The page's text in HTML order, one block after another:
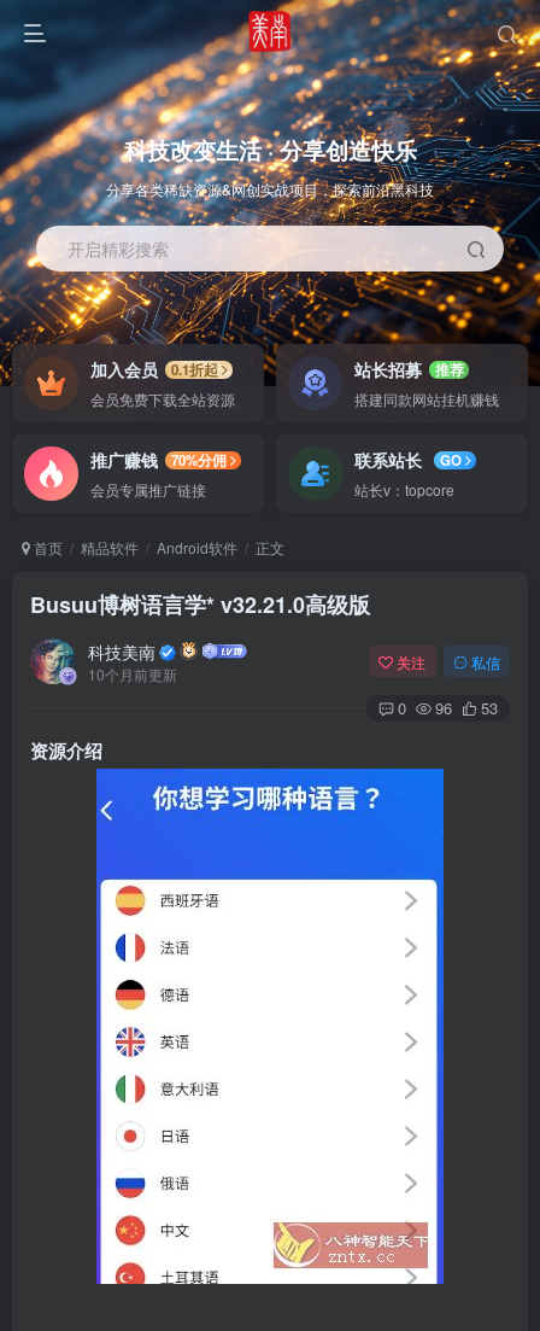
OS教程 SOFT教程
科技改变生活 · 分享创造快乐
分享各类稀缺资源&网创实战项目，探索前沿黑科技
开启精彩搜索
加入会员
0.1折起
会员免费下载全站资源
站长招募
推荐
搭建同款网站挂机赚钱
推广赚钱
70%分佣
会员专属推广链接
联系站长
GO
站长v：topcore
首页 精品软件 Android软件 正文
Busuu博树语言学* v32.21.0高级版
科技美南
10个月前更新
关注 私信
0 96 53
资源介绍